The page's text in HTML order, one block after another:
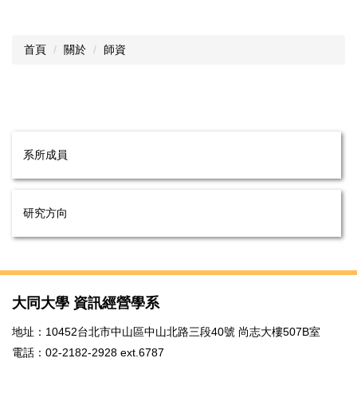
首頁 關於 師資
系所成員
研究方向
大同大學 資訊經營學系
地址：10452台北市中山區中山北路三段40號 尚志大樓507B室
電話：02-2182-2928 ext.6787